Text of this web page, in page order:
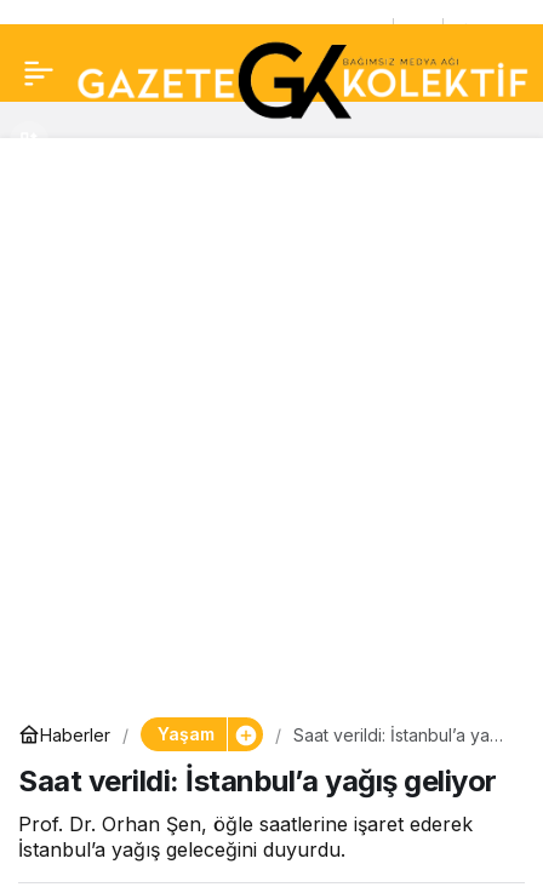
Haberler Yaşam
Saat verildi: İstanbul’a yağış
Saat verildi: İstanbul’a yağış geliyor
Prof. Dr. Orhan Şen, öğle saatlerine işaret ederek
İstanbul’a yağış geleceğini duyurdu.
hakkında ilk kez